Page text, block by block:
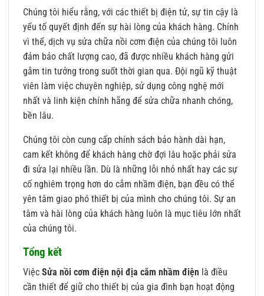
Chúng tôi hiểu rằng, với các thiết bị điện tử, sự tin cậy là
yếu tố quyết định đến sự hài lòng của khách hàng. Chính
vì thế, dịch vụ sửa chữa nồi cơm điện của chúng tôi luôn
đảm bảo chất lượng cao, đã được nhiều khách hàng gửi
gắm tin tưởng trong suốt thời gian qua. Đội ngũ kỹ thuật
viên làm việc chuyên nghiệp, sử dụng công nghệ mới
nhất và linh kiện chính hãng để sửa chữa nhanh chóng,
bền lâu.
Chúng tôi còn cung cấp chính sách bảo hành dài hạn,
cam kết không để khách hàng chờ đợi lâu hoặc phải sửa
đi sửa lại nhiều lần. Dù là những lỗi nhỏ nhất hay các sự
cố nghiêm trọng hơn do cắm nhầm điện, bạn đều có thể
yên tâm giao phó thiết bị của mình cho chúng tôi. Sự an
tâm và hài lòng của khách hàng luôn là mục tiêu lớn nhất
của chúng tôi.
Tổng kết
Việc Sửa nồi cơm điện nội địa cắm nhầm điện là điều
cần thiết để giữ cho thiết bị của gia đình bạn hoạt động